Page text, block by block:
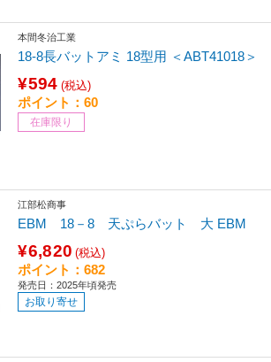
本間冬治工業
18-8長バットアミ 18型用 ＜ABT41018＞
¥594 (税込)
ポイント：60
在庫限り
江部松商事
EBM 18－8 天ぷらバット 大 EBM
¥6,820 (税込)
ポイント：682
発売日：2025年頃発売
お取り寄せ